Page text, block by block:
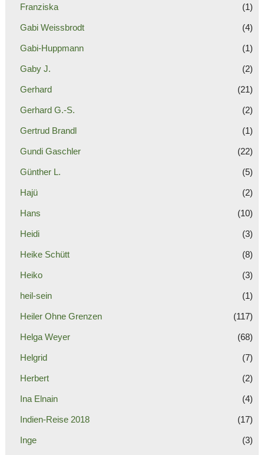
Franziska (1)
Gabi Weissbrodt (4)
Gabi-Huppmann (1)
Gaby J. (2)
Gerhard (21)
Gerhard G.-S. (2)
Gertrud Brandl (1)
Gundi Gaschler (22)
Günther L. (5)
Hajü (2)
Hans (10)
Heidi (3)
Heike Schütt (8)
Heiko (3)
heil-sein (1)
Heiler Ohne Grenzen (117)
Helga Weyer (68)
Helgrid (7)
Herbert (2)
Ina Elnain (4)
Indien-Reise 2018 (17)
Inge (3)